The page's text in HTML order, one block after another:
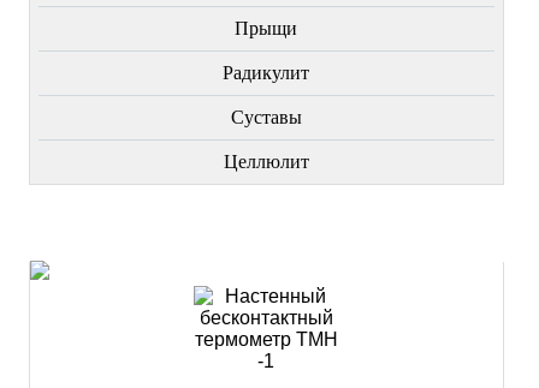
Прыщи
Радикулит
Суставы
Целлюлит